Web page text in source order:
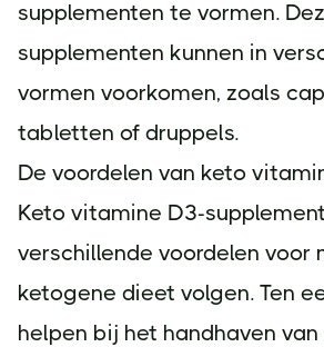
supplementen te vormen.
supplementen kunnen in
vormen voorkomen, zoals
tabletten of druppels.
De voordelen van keto
Keto vitamine D3-
verschillende voordelen voor
ketogene dieet volgen. Ten
helpen bij het handhaven